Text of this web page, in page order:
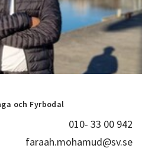
och Fyrbodal
010- 33 00 942
faraah.mohamud@sv.se